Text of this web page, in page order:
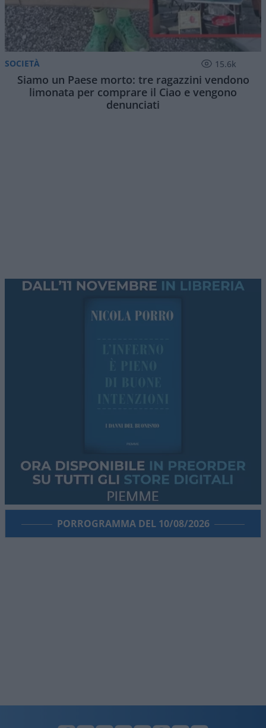
SOCIETÀ 15.6k
Siamo un Paese morto: tre ragazzini vendono
limonata per comprare il Ciao e vengono
denunciati
PORROGRAMMA DEL 10/08/2026